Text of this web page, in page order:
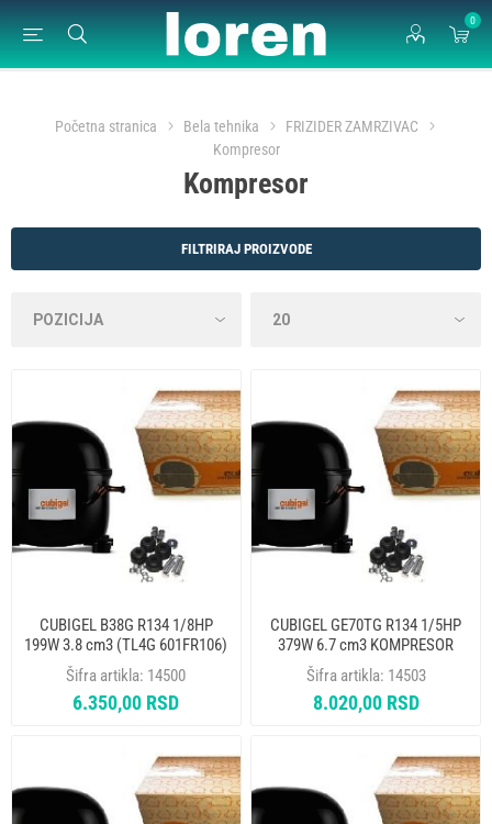
0
Početna stranica Bela tehnika
FRIZIDER ZAMRZIVAC
Kompresor
Kompresor
FILTRIRAJ PROIZVODE
CUBIGEL B38G R134 1/8HP
199W 3.8 cm3 (TL4G 601FR106)
KOMPRESOR
Šifra artikla: 14500
6.350,00 RSD
CUBIGEL GE70TG R134 1/5HP
379W 6.7 cm3 KOMPRESOR
Šifra artikla: 14503
8.020,00 RSD